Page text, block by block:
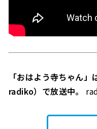
「おはよう寺ちゃん
radiko）で放送中。